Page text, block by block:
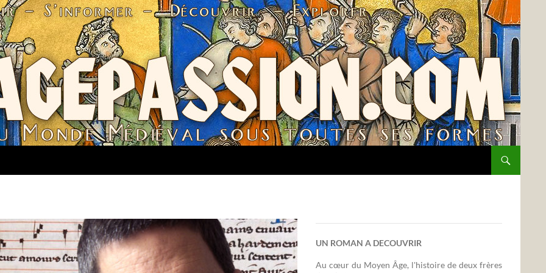
UN ROMAN A DECOUVRIR
Au cœur du Moyen Âge, l'histoire de deux frères